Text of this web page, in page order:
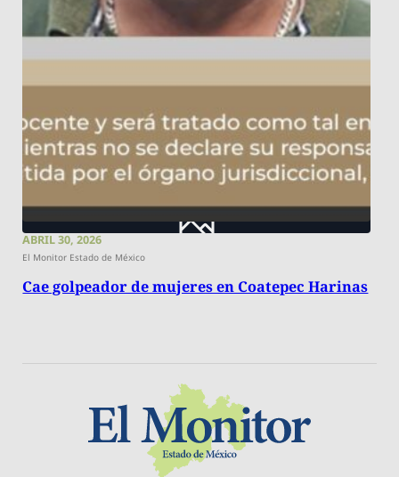
ABRIL 30, 2026
El Monitor Estado de México
Cae golpeador de mujeres en Coatepec Harinas